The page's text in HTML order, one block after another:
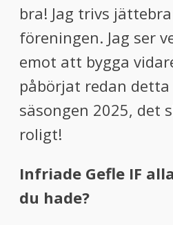
bra! Jag trivs
föreningen. Jag ser
emot att bygga
påbörjat redan
säsongen 2025, det
roligt!
Infriade Gefle IF
du hade?